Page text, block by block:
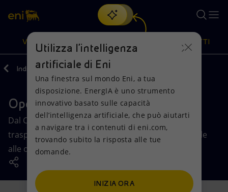
Cerca
scopri EnergIA, la nostra nuova soluzione di intelligenza
artificiale.
VISIONE
Visione
Mission e valori
Persone e Partnership
Net Zero
Azioni
Diversificazione energetica
Tecnologie per la transizione
Collaborazioni per l'innovazione
PRODOTTI
Prodotti
Imprese
Mobilità
Indietro Governance
Operazioni con parti correlate
Dal CdA di Eni una normativa per assicurare
trasparenza e correttezza sostanziale e procedurale
alle operazioni con parti correlate.
Utilizza l'intelligenza
artificiale di Eni
Una finestra sul mondo Eni, a tua
disposizione. EnergIA è uno strumento
innovativo basato sulle capacità
dell’intelligenza artificiale, che può aiutarti
a navigare tra i contenuti di eni.com,
trovando subito la risposta alle tue
domande.
INIZIA ORA